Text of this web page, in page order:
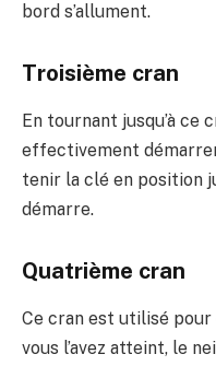
bord s’allument.
Troisième cran
En tournant jusqu’à ce
effectivement
tenir la clé en position
démarre.
Quatrième cran
Ce cran est utilisé
vous l’avez atteint, le